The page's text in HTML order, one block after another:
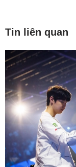
Tin liên quan